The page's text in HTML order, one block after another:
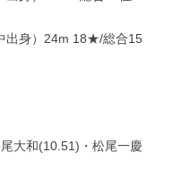
出身）24m 18★/総合15
大和(10.51)・松尾一慶